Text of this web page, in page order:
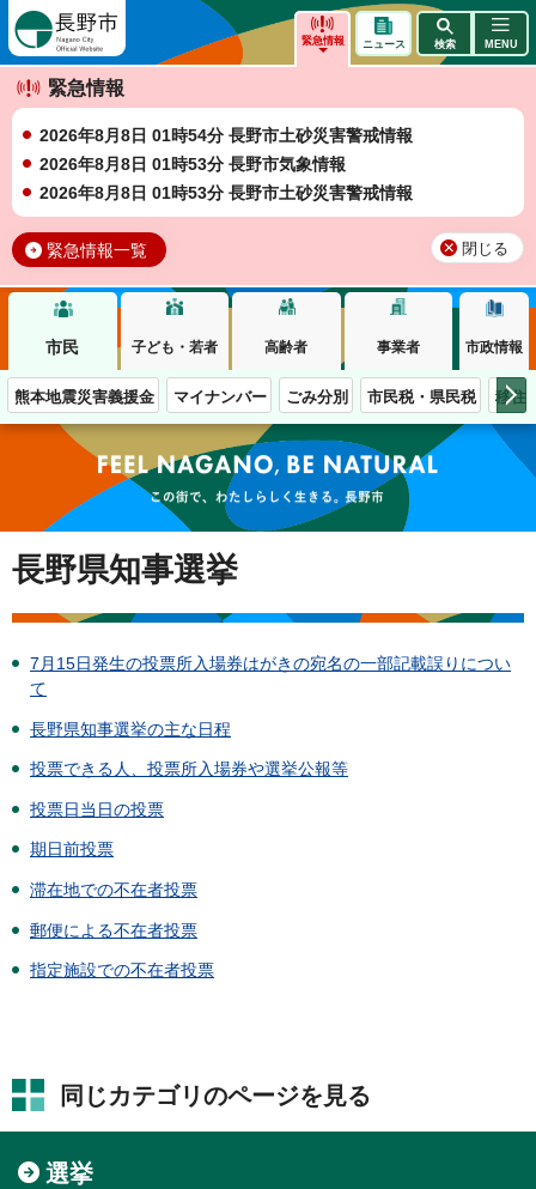
緊急情報
緊急情報
2026年8月8日 01時54分 長野市土砂災害警戒情報
2026年8月8日 01時53分 長野市気象情報
2026年8月8日 01時53分 長野市土砂災害警戒情報
緊急情報一覧 閉じる
ニュース 検索 MENU
市民 子ども・若者 高齢者 事業者 市政情報
熊本地震災害義援金 マイナンバー ごみ分別 市民税・県民税 移住
この街で、わたしらしく生きる。長野市
長野県知事選挙
7月15日発生の投票所入場券はがきの宛名の一部記載誤りについ
て
長野県知事選挙の主な日程
投票できる人、投票所入場券や選挙公報等
投票日当日の投票
期日前投票
滞在地での不在者投票
郵便による不在者投票
指定施設での不在者投票
同じカテゴリのページを見る
選挙